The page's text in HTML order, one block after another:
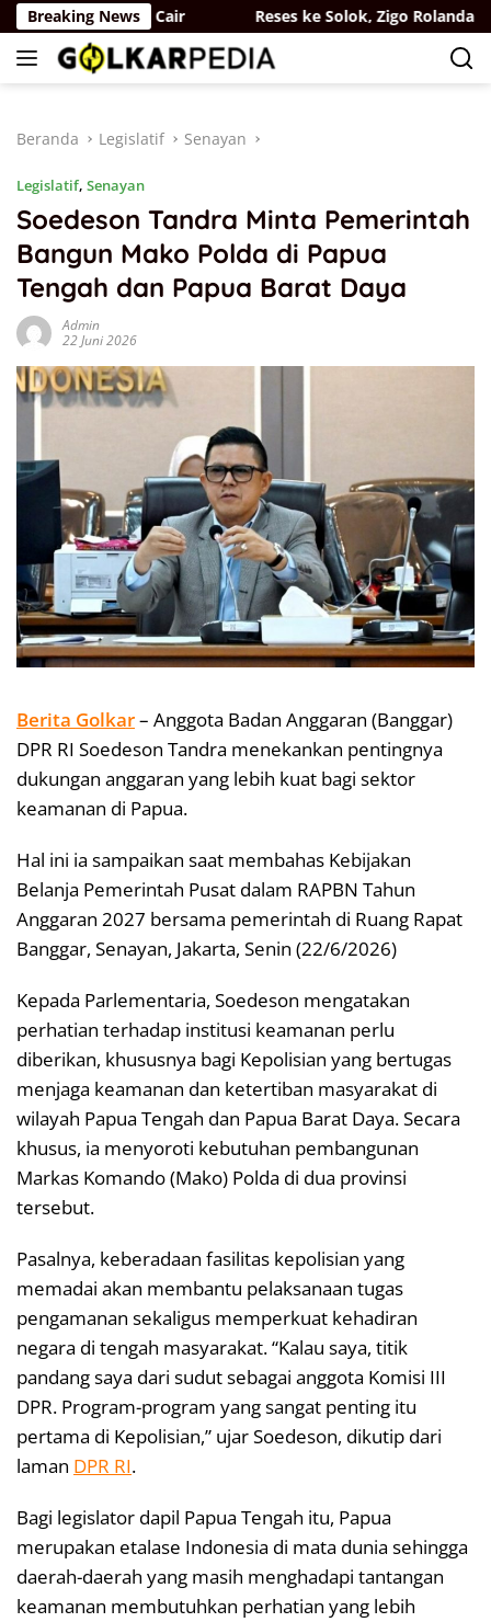
Langsung
ke
konten
Breaking News
Guru Ngaji Cair Reses ke Solok, Zigo Rolanda Kawal
Beranda Legislatif Senayan
Legislatif, Senayan
Soedeson Tandra Minta Pemerintah
Bangun Mako Polda di Papua
Tengah dan Papua Barat Daya
Admin
22 Juni 2026
Berita Golkar– Anggota Badan Anggaran (Banggar)
DPR RI Soedeson Tandra menekankan pentingnya
dukungan anggaran yang lebih kuat bagi sektor
keamanan di Papua.
Hal ini ia sampaikan saat membahas Kebijakan
Belanja Pemerintah Pusat dalam RAPBN Tahun
Anggaran 2027 bersama pemerintah di Ruang Rapat
Banggar, Senayan, Jakarta, Senin (22/6/2026)
Kepada Parlementaria, Soedeson mengatakan
perhatian terhadap institusi keamanan perlu
diberikan, khususnya bagi Kepolisian yang bertugas
menjaga keamanan dan ketertiban masyarakat di
wilayah Papua Tengah dan Papua Barat Daya. Secara
khusus, ia menyoroti kebutuhan pembangunan
Markas Komando (Mako) Polda di dua provinsi
tersebut.
Pasalnya, keberadaan fasilitas kepolisian yang
memadai akan membantu pelaksanaan tugas
pengamanan sekaligus memperkuat kehadiran
negara di tengah masyarakat. “Kalau saya, titik
pandang saya dari sudut sebagai anggota Komisi III
DPR. Program-program yang sangat penting itu
pertama di Kepolisian,” ujar Soedeson, dikutip dari
laman DPR RI.
Bagi legislator dapil Papua Tengah itu, Papua
merupakan etalase Indonesia di mata dunia sehingga
daerah-daerah yang masih menghadapi tantangan
keamanan membutuhkan perhatian yang lebih